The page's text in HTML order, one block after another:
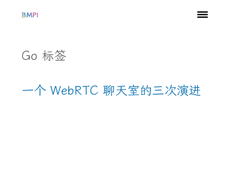
BMPI
Go 标签
一个 WebRTC 聊天室的三次演进